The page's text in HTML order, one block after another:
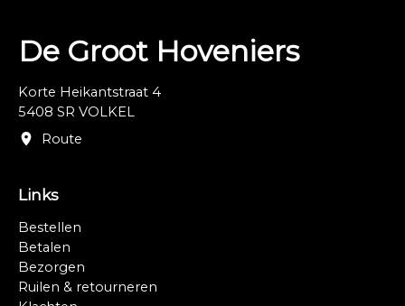
De Groot Hoveniers
Korte Heikantstraat 4
5408 SR VOLKEL
Route
Links
Bestellen
Betalen
Bezorgen
Ruilen & retourneren